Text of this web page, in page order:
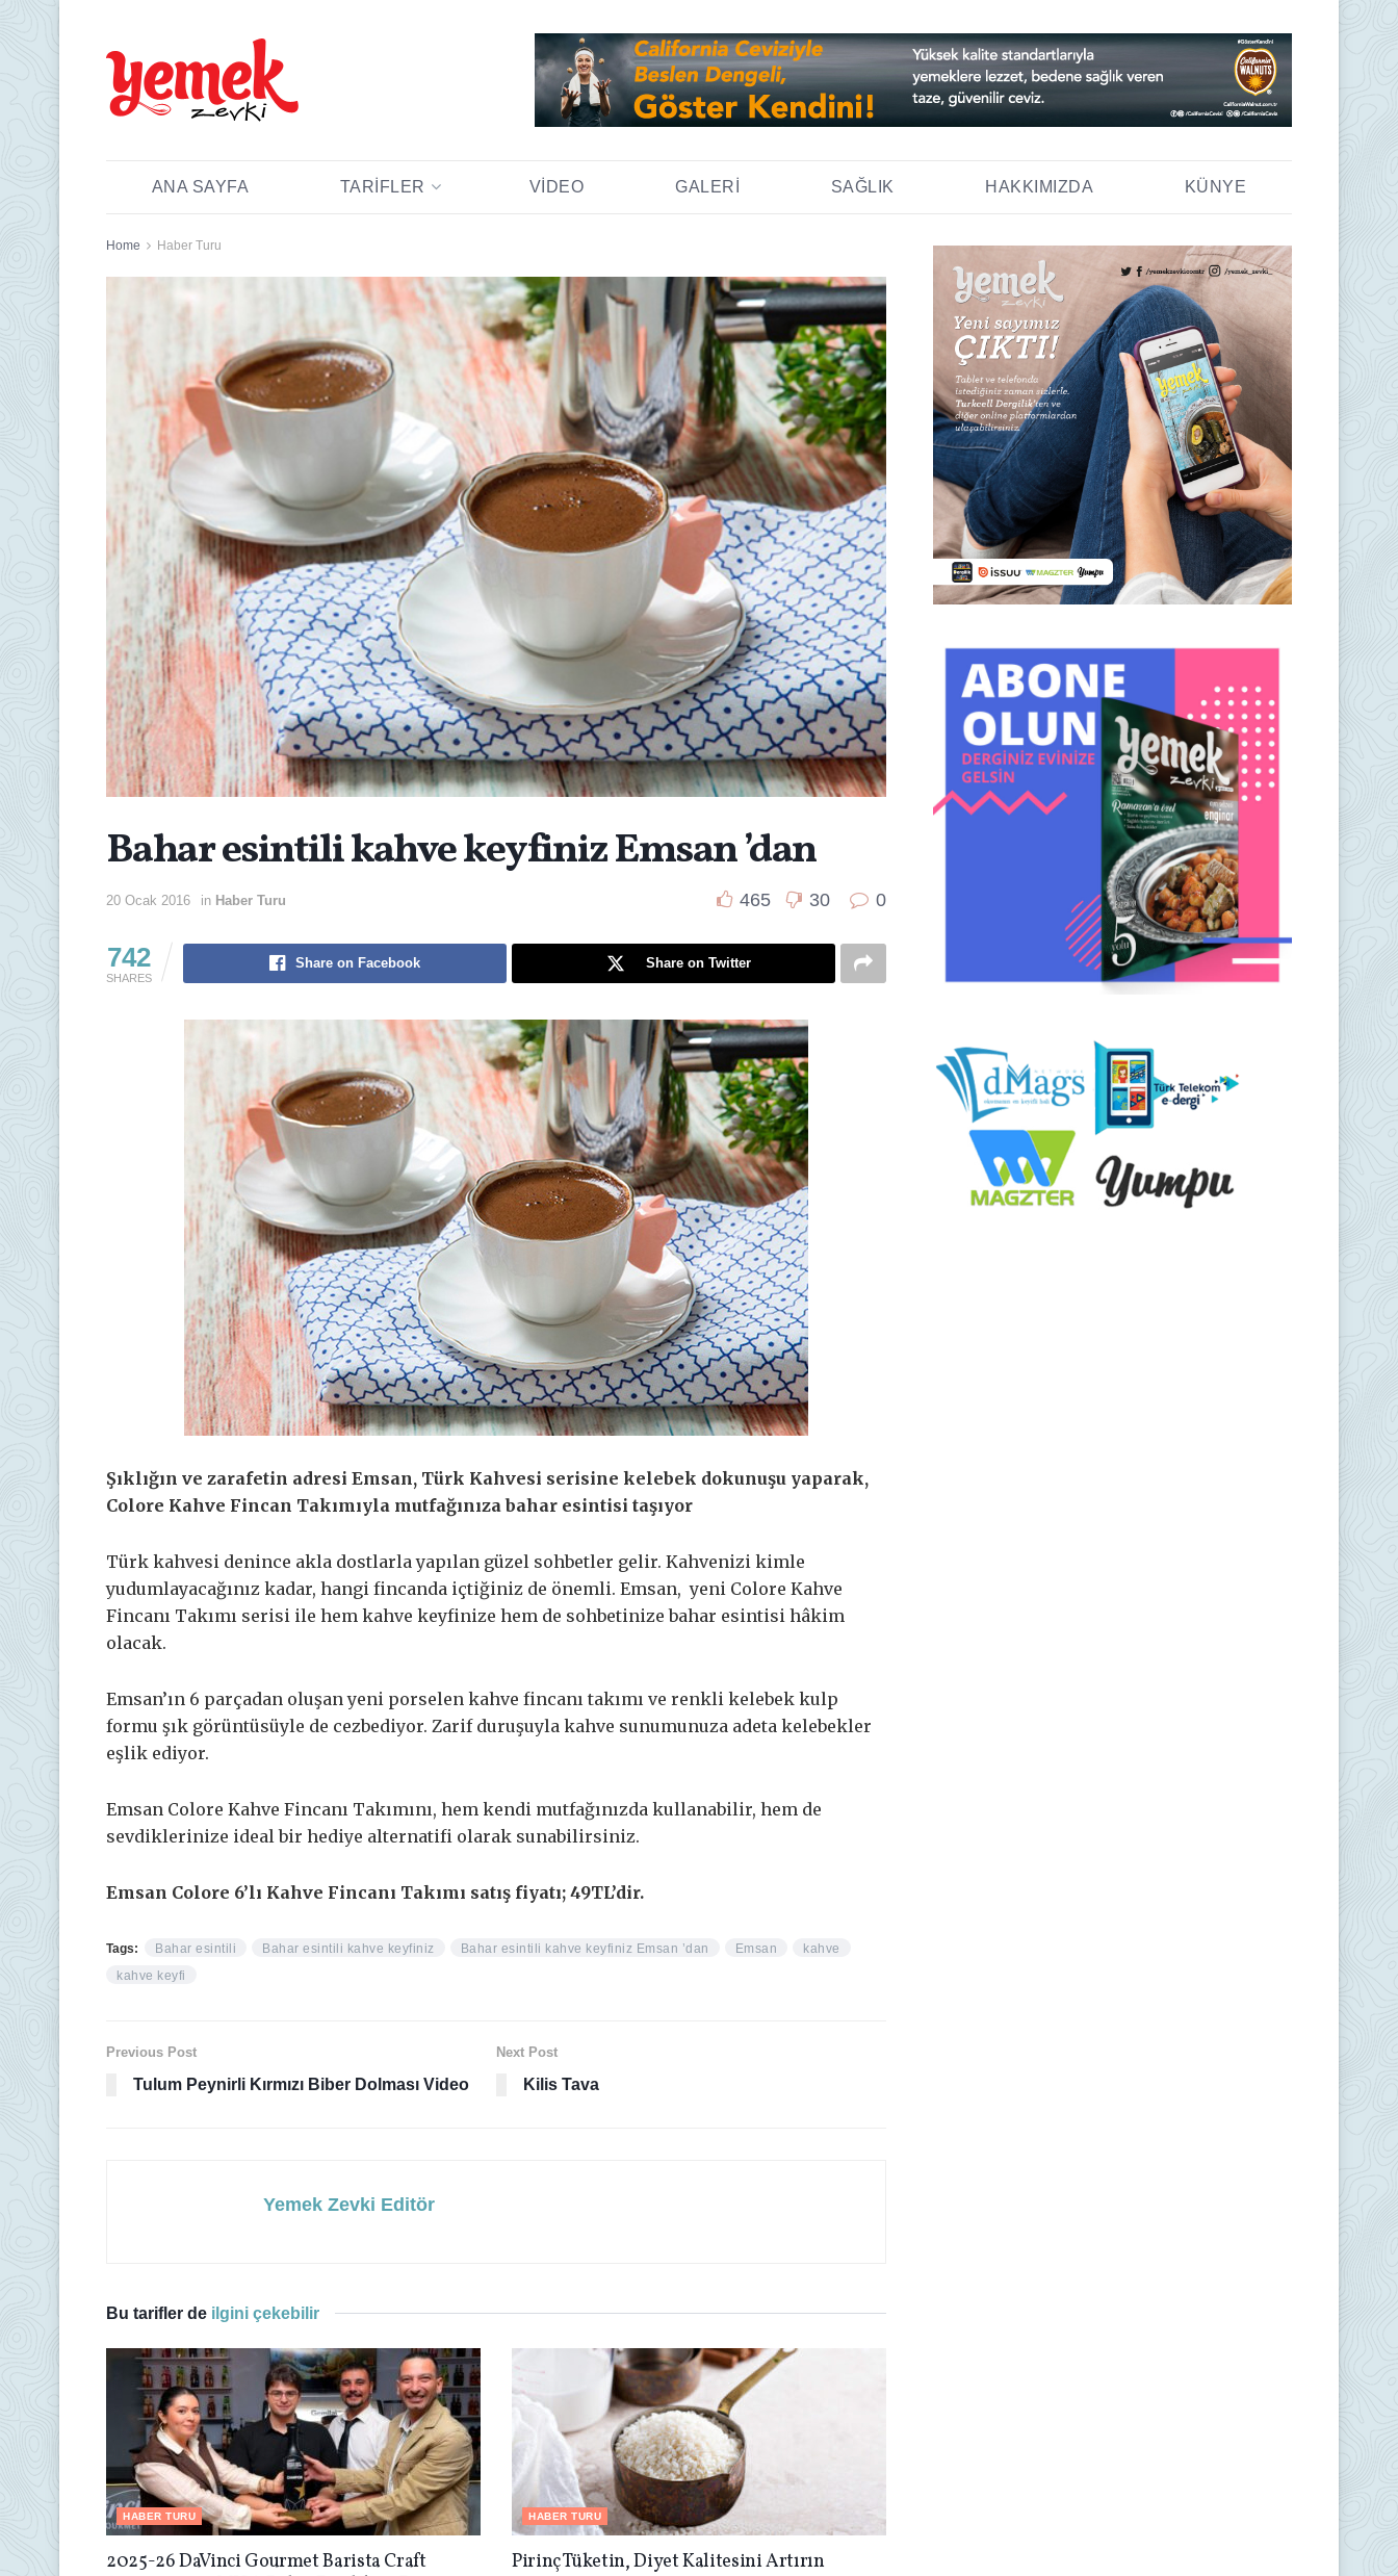
ANA SAYFA TARIFLER VIDEO GALERI SAĞLIK HAKKIMIZDA KÜNYE
Home Haber Turu
Bahar esintili kahve keyfiniz Emsan ’dan
20 Ocak 2016 in Haber Turu 465 30 0
742
SHARES
Share on Facebook Share on Twitter
Şıklığın ve zarafetin adresi Emsan, Türk Kahvesi serisine kelebek dokunuşu yaparak,
Colore Kahve Fincan Takımıyla mutfağınıza bahar esintisi taşıyor
Türk kahvesi denince akla dostlarla yapılan güzel sohbetler gelir. Kahvenizi kimle
yudumlayacağınız kadar, hangi fincanda içtiğiniz de önemli. Emsan, yeni Colore Kahve
Fincanı Takımı serisi ile hem kahve keyfinize hem de sohbetinize bahar esintisi hâkim
olacak.
Emsan’ın 6 parçadan oluşan yeni porselen kahve fincanı takımı ve renkli kelebek kulp
formu şık görüntüsüyle de cezbediyor. Zarif duruşuyla kahve sunumunuza adeta kelebekler
eşlik ediyor.
Emsan Colore Kahve Fincanı Takımını, hem kendi mutfağınızda kullanabilir, hem de
sevdiklerinize ideal bir hediye alternatifi olarak sunabilirsiniz.
Emsan Colore 6’lı Kahve Fincanı Takımı satış fiyatı; 49TL’dir.
Tags: Bahar esintili Bahar esintili kahve keyfiniz Bahar esintili kahve keyfiniz Emsan ’dan Emsan
kahve
kahve keyfi
Previous Post
Tulum Peynirli Kırmızı Biber Dolması Video
Next Post
Kilis Tava
Yemek Zevki Editör
Bu tarifler de ilgini çekebilir
HABER TURU
2025-26 DaVinci Gourmet Barista Craft
HABER TURU
Pirinç Tüketin, Diyet Kalitesini Artırın